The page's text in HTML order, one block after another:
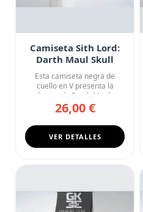
Camiseta Sith Lord:
Darth Maul Skull
Esta camiseta negra de
cuello en V presenta la
calavera de Darth Maul en
rojo...
26,00 €
VER DETALLES